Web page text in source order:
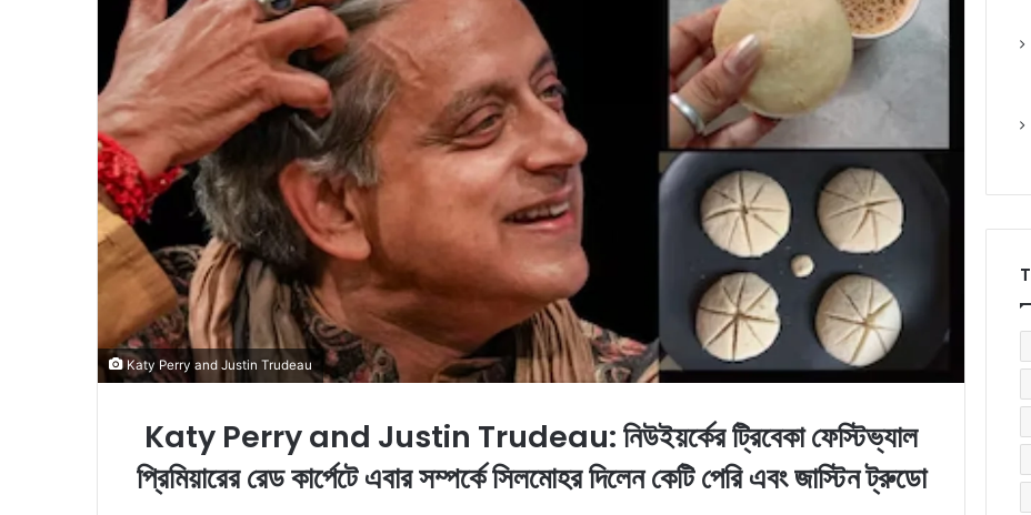
e
m
a
i
Katy Perry and Justin Trudeau
Katy Perry and Justin Trudeau: নিউইয়র্কের ট্রিবেকা ফেস্টিভ্যাল
প্রিমিয়ারের রেড কার্পেটে এবার সম্পর্কে সিলমোহর দিলেন কেটি পেরি এবং জাস্টিন ট্রুডো